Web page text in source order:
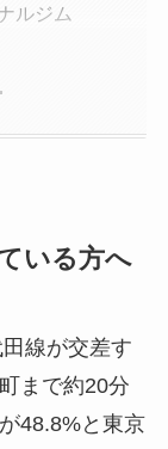
ルジム
いる方へ
線が交差す
まで約20分
48.8%と東京